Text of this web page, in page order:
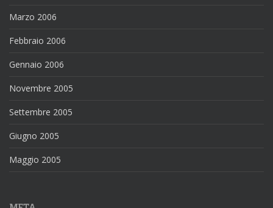
Marzo 2006
Febbraio 2006
Gennaio 2006
Novembre 2005
Settembre 2005
Giugno 2005
Maggio 2005